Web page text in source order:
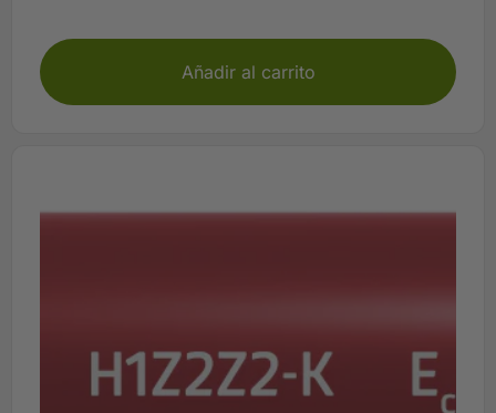
Añadir al carrito